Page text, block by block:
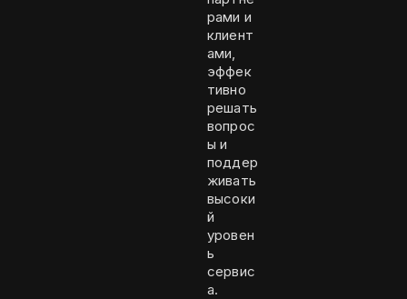
рами и
клиент
ами,
эффек
тивно
решать
вопрос
ы и
поддер
живать
высоки
й
уровен
ь
сервис
а.